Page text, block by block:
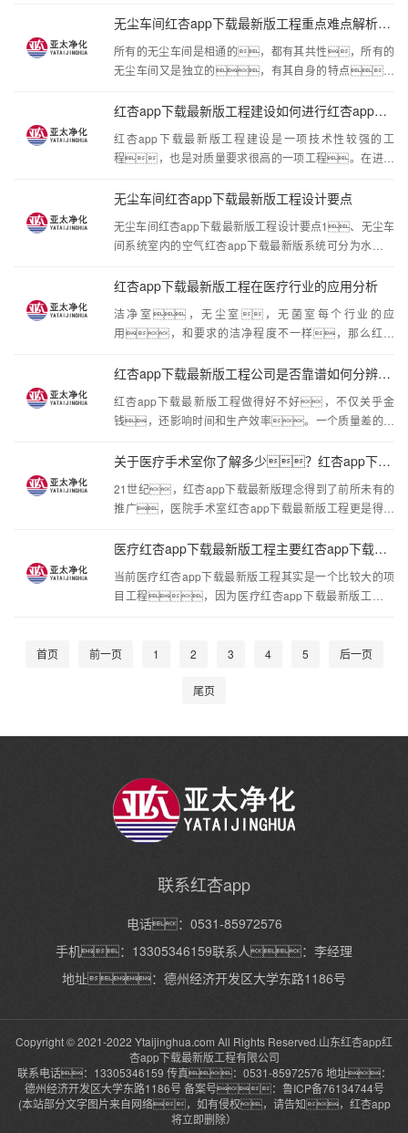
的，但却对选择哪种红杏app下载最新版等级往
问各种洁净等级的标准和区别，以及自身项目最适合
的洁净等级。今天红杏app红杏app下载最新版小编
级，那就是10万级无尘车间\十万
无尘车间红杏app下载最新版工程重点难点解析及关键控···
所有的无尘车间是相通的，都有其共性，所有的
无尘车间又是独立的，有其自身的特点。
度、水文等因素的影响，导致无尘车间在设
呢？山东作为转型承载地，承接了大量
转型企业，同时加上政府大力倡导的高科技企
红杏app下载最新版工程建设如何进行红杏app下载最新版控制
红杏app下载最新版工程建设是一项技术性较强的工
程，也是对质量要求很高的一项工程。在进行
意，把握好每个细节，做好红杏app下载最
何进行红杏app下载最新版控制呢?下面红杏app就一起来
了解下。一般水平的红杏app下载最新版控制该阶
各专业在技术夹层中的配管、配线;空调机组安装
无尘车间红杏app下载最新版工程设计要点
无尘车间红杏app下载最新版工程设计要点1、无尘车
间系统室内的空气红杏app下载最新版系统可分为水平层
照惯例，二则取决于房间的工作参数。
于单位时间的换气次数，因此慎密考虑房间的工作性
质，以及生产工艺要求，再决定红杏app下
保证气流几乎
红杏app下载最新版工程在医疗行业的应用分析
洁净室，无尘室，无菌室每个行业的应
用，和要求的洁净程度不一样，那么红杏
呢，下面有清阳红杏app下载最新版系统工程小编给
app下载最新版材料;2. 医疗器械厂房洁净室及医疗器械包
装车间洁净室工程的设计、安装、调
工程
红杏app下载最新版工程公司是否靠谱如何分辨？
红杏app下载最新版工程做得好不好，不仅关乎金
钱，还影响时间和生产效率。一个质量差的红
款，日后维护的费用和精力也是一大笔支
版工程公司十分重要。那么，如何判断一家
红杏app下载最新版工程公司是否靠谱呢？判断一家
质。有资质证明是一家专业正规的红杏app下载
最新版工程公
关于医疗手术室你了解多少？红杏app下载最新版工程涉···
21世纪，红杏app下载最新版理念得到了前所未有的
推广，医院手术室红杏app下载最新版工程更是得到
术室红杏app下载最新版工程的适用范围开始变得越来越
始着手建设自己的红杏app下载最新版车间。不
知不觉之中，医院手术室红杏app下载最新版
医疗红杏app下载最新版工程主要红杏app下载最新版哪些方面？
当前医疗红杏app下载最新版工程其实是一个比较大的项
目工程，因为医疗红杏app下载最新版工程所
术又是非常的严格的，近年来红杏app不断的发
医疗条件和医疗设施，尤其是医疗环境越来越整
首页 前一页 1 2 3 4 5 后一页
尾页
联系红杏app
电话：0531-85972576
手机：13305346159联系人：李经理
地址：德州经济开发区大学东路1186号
Copyright © 2021-2022 Ytaijinghua.com All Rights Reserved.山东红杏app红
杏app下载最新版工程有限公司
联系电话：13305346159 传真：0531-85972576 地址：
德州经济开发区大学东路1186号 备案号： 鲁ICP备76134744号
(本站部分文字图片来自网络，如有侵权，请告知，红杏app
将立即删除）